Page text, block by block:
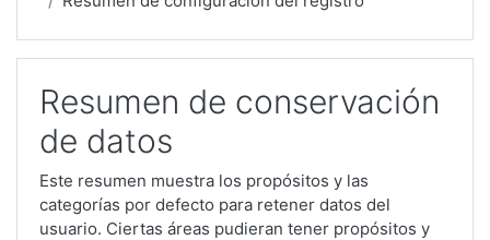
Resumen de conservación
de datos
Este resumen muestra los propósitos y las
categorías por defecto para retener datos del
usuario. Ciertas áreas pudieran tener propósitos y